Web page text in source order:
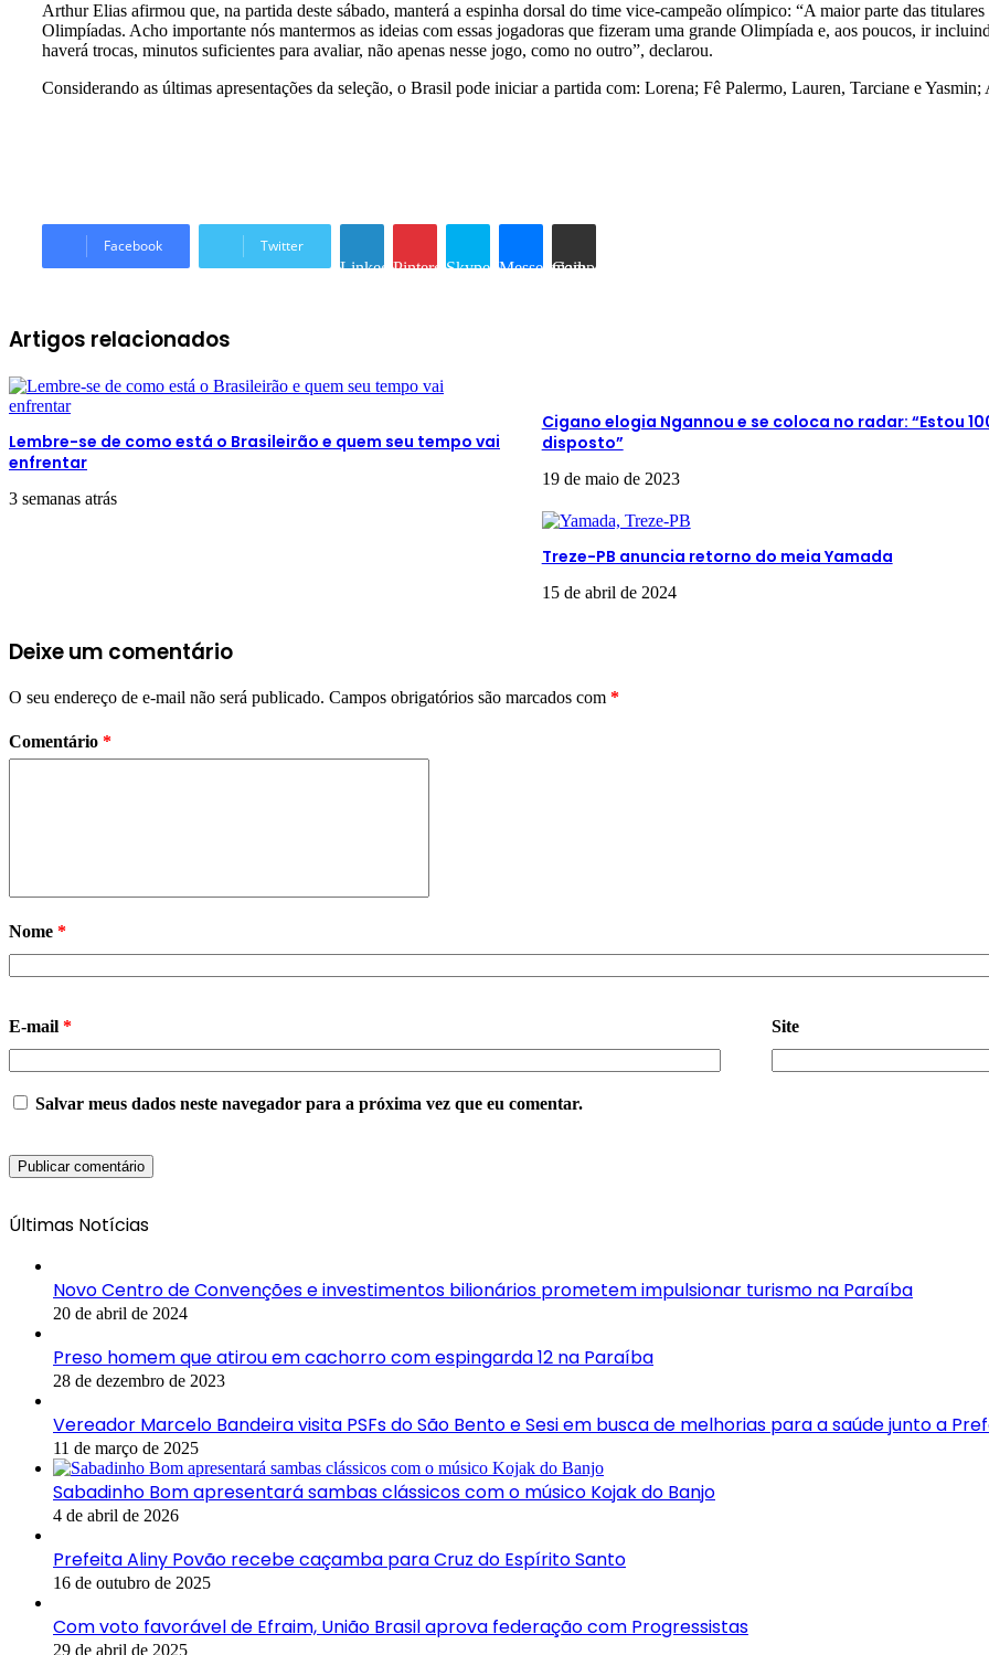
Arthur Elias afirmou que, na partida deste sábado, manterá a espinha dorsal do time vice-campeão olímpico: “A maior parte das
Olimpíadas. Acho importante nós mantermos as ideias com essas jogadoras que fizeram uma grande Olimpíada e, aos poucos, ir
haverá trocas, minutos suficientes para avaliar, não apenas nesse jogo, como no outro”, declarou.
Considerando as últimas apresentações da seleção, o Brasil pode iniciar a partida com: Lorena; Fê Palermo, Lauren, Tarciane e
Facebook
Twitter
LinkedinPinterestSkype Messenger
Compartilhar via e-mail
Artigos relacionados
Lembre-se de como está o Brasileirão e quem seu tempo vai
enfrentar
3 semanas atrás
Cigano elogia Ngannou e se coloca no radar: “Estou
disposto”
19 de maio de 2023
Treze-PB anuncia retorno do meia Yamada
15 de abril de 2024
Deixe um comentário
O seu endereço de e-mail não será publicado. Campos obrigatórios são marcados com *
Comentário *
Nome *
E-mail * Site
Salvar meus dados neste navegador para a próxima vez que eu comentar.
Últimas Notícias
Novo Centro de Convenções e investimentos bilionários prometem impulsionar turismo na Paraíba
20 de abril de 2024
Preso homem que atirou em cachorro com espingarda 12 na Paraíba
28 de dezembro de 2023
Vereador Marcelo Bandeira visita PSFs do São Bento e Sesi em busca de melhorias para a saúde junto a
11 de março de 2025
Sabadinho Bom apresentará sambas clássicos com o músico Kojak do Banjo
4 de abril de 2026
Prefeita Aliny Povão recebe caçamba para Cruz do Espírito Santo
16 de outubro de 2025
Com voto favorável de Efraim, União Brasil aprova federação com Progressistas
29 de abril de 2025